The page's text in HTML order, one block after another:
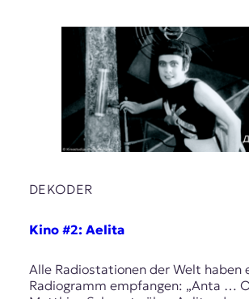
DEKODER
Kino #2: Aelita
Alle Radiostationen der Welt haben
Radiogramm empfangen: „Anta …